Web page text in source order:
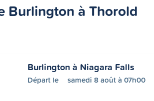
Burlington à Thorold
Burlington à Niagara Falls
Départ le samedi 8 août à 07h00